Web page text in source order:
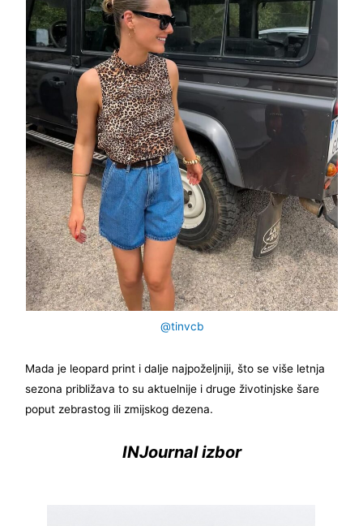
@tinvcb
Mada je leopard print i dalje najpoželjniji, što se više letnja
sezona približava to su aktuelnije i druge životinjske šare
poput zebrastog ili zmijskog dezena.
INJournal izbor